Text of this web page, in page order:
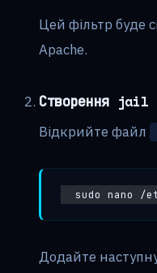
Цей фільтр буде
Apache.
Створення jail
Відкрийте файл
sudo nano
Додайте